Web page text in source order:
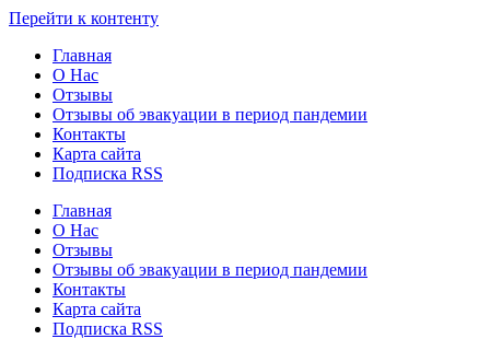
Перейти к контенту
Главная
О Нас
Отзывы
Отзывы об эвакуации в период пандемии
Контакты
Карта сайта
Подписка RSS
Главная
О Нас
Отзывы
Отзывы об эвакуации в период пандемии
Контакты
Карта сайта
Подписка RSS